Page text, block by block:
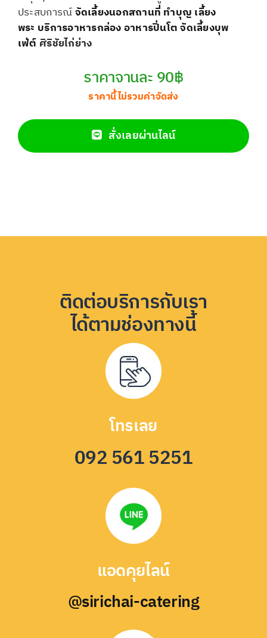
ประสบการณ์จัดเลี้ยงนอกสถานที่ ทำบุญ เลี้ยง
พระ บริการอาหารกล่องอาหารปิ่นโตจัดเลี้ยงบุพ
เฟ่ต์ ศิริชัยไก่ย่าง
ราคาจานละ 90฿
ราคานี้ไม่รวมค่าจัดส่ง
สั่งเลยผ่านไลน์
ติดต่อบริการกับเรา
ได้ตามช่องทางนี้
โทรเลย
092 561 5251
แอดคุยไลน์
@sirichai-catering